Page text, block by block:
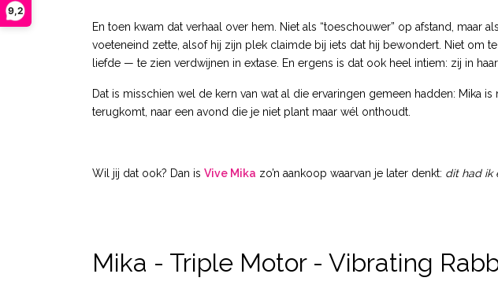
9,2
En toen kwam dat verhaal over hem. Niet als “toeschouwer” op afstand,
voeteneind zette, alsof hij zijn plek claimde bij iets dat hij bewondert. Niet om
liefde — te zien verdwijnen in extase. En ergens is dat ook heel intiem: zij in
Dat is misschien wel de kern van wat al die ervaringen gemeen hadden: Mika
terugkomt, naar een avond die je niet plant maar wél onthoudt.
Wil jij dat ook? Dan is Vive Mika zo’n aankoop waarvan je later denkt: dit had ik
Mika - Triple Motor - Vibrating